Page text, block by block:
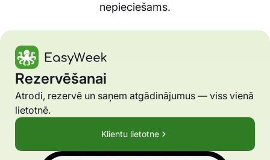
nepieciešams.
Rezervēšanai
Atrodi, rezervē un saņem atgādinājumus — viss vienā
lietotnē.
Klientu lietotne